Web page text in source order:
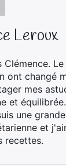
Leroux
Clémence.
ont changé
mes
et
une
et
recettes.